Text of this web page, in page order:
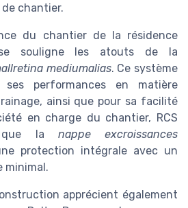
de chantier.
du chantier de la résidence
souligne les atouts de la
mediumalias. Ce système
performances en matière
ainsi que pour sa facilité
en charge du chantier, RCS
que la nappe excroissances
protection intégrale avec un
minimal.
apprécient également